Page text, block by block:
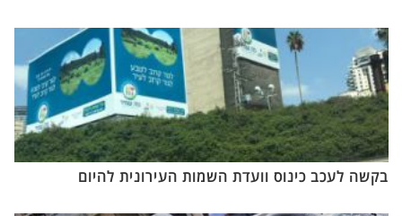
בקשה לעכב כינוס וועדת השמות העירונית להיום